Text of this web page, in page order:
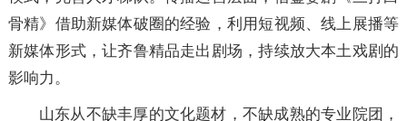
骨精》借助新媒体破圈的经验，利用短视频、线上展播等
新媒体形式，让齐鲁精品走出剧场，持续放大本土戏剧的
影响力。
山东从不缺丰厚的文化题材，不缺成熟的专业院团，